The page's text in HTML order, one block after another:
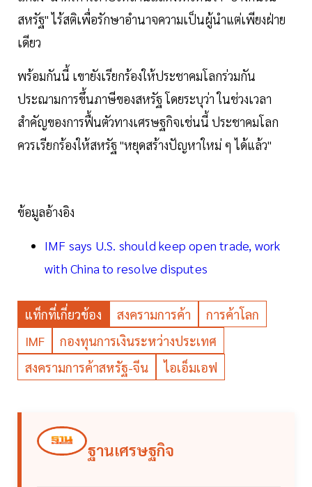
สหรัฐ" ไร้สติเพื่อรักษาอำนาจความเป็นผู้นำแต่เพียงฝ่าย
เดียว
พร้อมกันนี้ เขายังเรียกร้องให้ประชาคมโลกร่วมกัน
ประณามการขึ้นภาษีของสหรัฐ โดยระบุว่า ในช่วงเวลา
สำคัญของการฟื้นตัวทางเศรษฐกิจเช่นนี้ ประชาคมโลก
ควรเรียกร้องให้สหรัฐ "หยุดสร้างปัญหาใหม่ ๆ ได้แล้ว"
ข้อมูลอ้างอิง
IMF says U.S. should keep open trade, work
with China to resolve disputes
แท็กที่เกี่ยวข้อง สงครามการค้า
การค้าโลก
IMF
กองทุนการเงินระหว่างประเทศ
สงครามการค้าสหรัฐ-จีน
ไอเอ็มเอฟ
ฐานเศรษฐกิจ